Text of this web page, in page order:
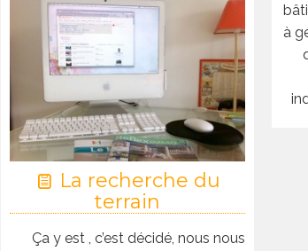
à
La recherche du
terrain
Ça y est , c’est décidé, nous nous